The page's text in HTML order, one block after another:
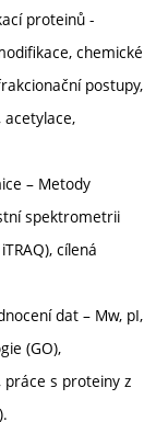
proteinů -
chemické
postupy,
acetylace,
– Metody
spektrometrii
cílená
dat – Mw, pI,
(GO),
s proteiny z